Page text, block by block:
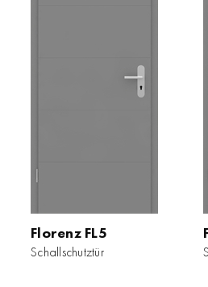
Florenz FL5
Schallschutztür